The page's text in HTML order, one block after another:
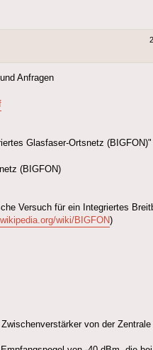
Anfragen
Glasfaser-Ortsnetz (BIGFON)"
(BIGFON)
Versuch für ein Integriertes
wiki/BIGFON)
von der Zentrale